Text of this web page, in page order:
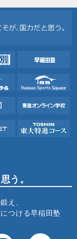
う。
え、
つける早稲田塾